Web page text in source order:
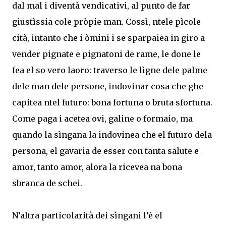
dal mal i diventà vendicativi, al punto de far
giustìssia cole pròpie man. Cossì, ntele pìcole
cità, intanto che i òmini i se sparpaiea in giro a
vender pignate e pignatoni de rame, le done le
fea el so vero laoro: traverso le lìgne dele palme
dele man dele persone, indovinar cosa che ghe
capitea ntel futuro: bona fortuna o bruta sfortuna.
Come paga i acetea ovi, galine o formaio, ma
quando la sìngana la indovinea che el futuro dela
persona, el gavaria de esser con tanta salute e
amor, tanto amor, alora la ricevea na bona
sbranca de schei.
N’altra particolarità dei sìngani l’è el